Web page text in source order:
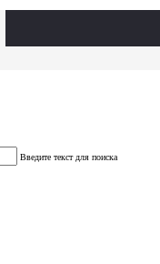
Введите текст для поиска